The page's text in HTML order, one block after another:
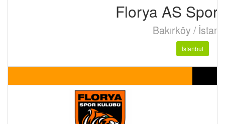
Florya AS Spor
Bakırköy /
İstanbul